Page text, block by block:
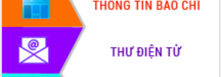
năm 2026
Hội thảo khoa học “Giải pháp thúc đẩy
phát triển nền kinh tế xanh tại tỉnh
Đắk Lắk”
Tăng cường giám sát, đôn đốc thực
hiện nhiệm vụ quản lý tài sản công
hàng tuần